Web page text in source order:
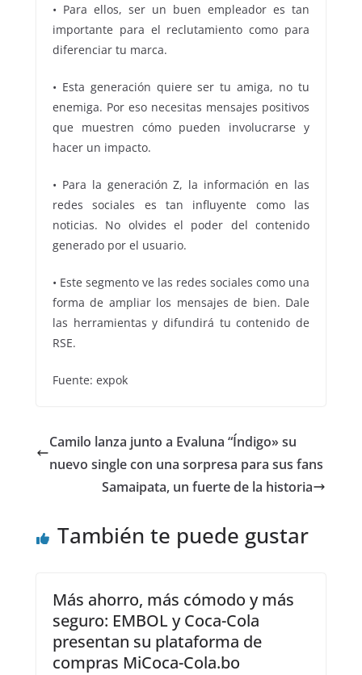
• Para ellos, ser un buen empleador es tan
importante para el reclutamiento como para
diferenciar tu marca.
• Esta generación quiere ser tu amiga, no tu
enemiga. Por eso necesitas mensajes positivos
que muestren cómo pueden involucrarse y
hacer un impacto.
• Para la generación Z, la información en las
redes sociales es tan influyente como las
noticias. No olvides el poder del contenido
generado por el usuario.
• Este segmento ve las redes sociales como una
forma de ampliar los mensajes de bien. Dale
las herramientas y difundirá tu contenido de
RSE.
Fuente: expok
Camilo lanza junto a Evaluna “Índigo» su
nuevo single con una sorpresa para sus fans
Samaipata, un fuerte de la historia
También te puede gustar
Más ahorro, más cómodo y más
seguro: EMBOL y Coca-Cola
presentan su plataforma de
compras MiCoca-Cola.bo